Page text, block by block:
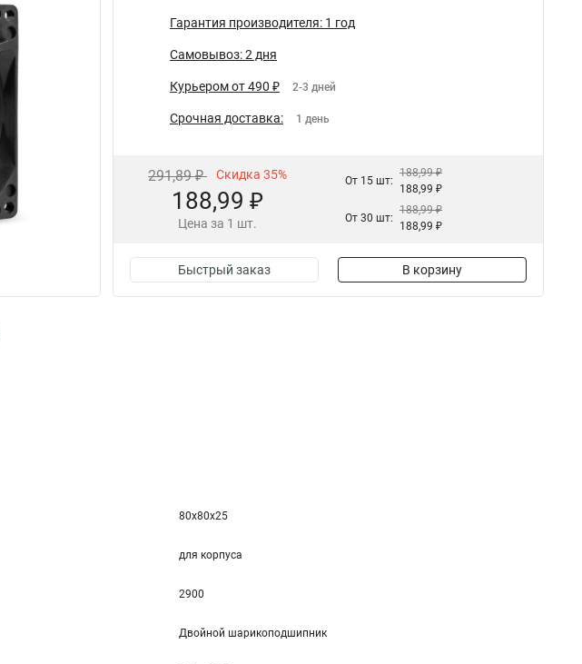
Гарантия производителя: 1 год
Самовывоз: 2 дня
Курьером от 490 ₽ 2-3 дней
Срочная доставка: 1 день
291,89 ₽ Скидка 35%
188,99 ₽
Цена за 1 шт.
От 15 шт:
188,99 ₽
188,99 ₽
От 30 шт:
188,99 ₽
188,99 ₽
Быстрый заказ В корзину
80x80x25
для корпуса
2900
Двойной шарикоподшипник